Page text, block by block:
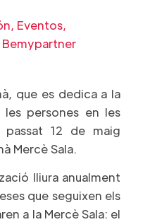
, Eventos,
Bemypartner
que es dedica a la
persones en les
passat 12 de maig
Mercè Sala.
lliura anualment
que seguixen els
a la Mercè Sala: el